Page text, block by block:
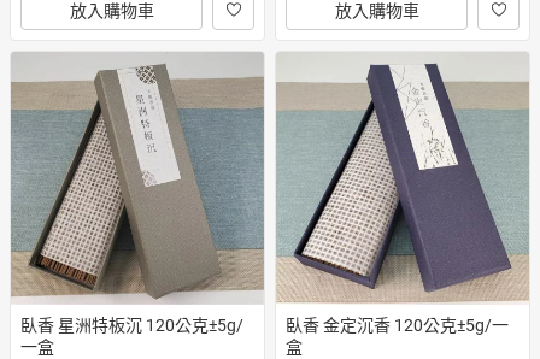
放入購物車 放入購物車
臥香 星洲特板沉 120公克±5g/
一盒
臥香 金定沉香 120公克±5g/一
盒